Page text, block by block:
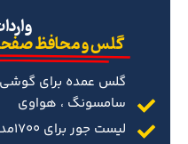
گلس و محافظ
گلس عمده برای گوشی
سامسونگ ، هواوی
لیست جور برای 1700مدل حتی مدل های جدید